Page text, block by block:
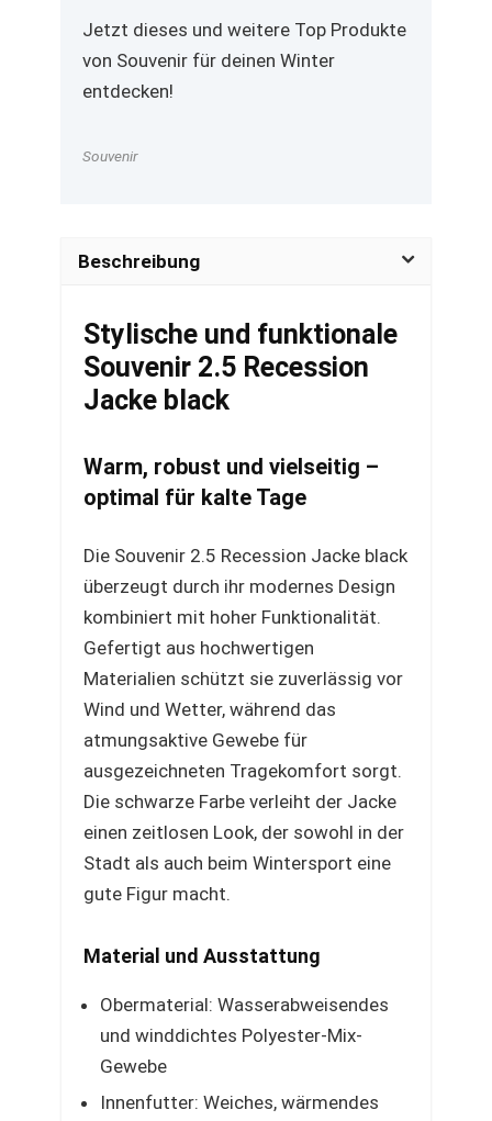
Jetzt dieses und weitere Top Produkte
von Souvenir für deinen Winter
entdecken!
Souvenir
Beschreibung
Stylische und funktionale
Souvenir 2.5 Recession
Jacke black
Warm, robust und vielseitig –
optimal für kalte Tage
Die Souvenir 2.5 Recession Jacke black
überzeugt durch ihr modernes Design
kombiniert mit hoher Funktionalität.
Gefertigt aus hochwertigen
Materialien schützt sie zuverlässig vor
Wind und Wetter, während das
atmungsaktive Gewebe für
ausgezeichneten Tragekomfort sorgt.
Die schwarze Farbe verleiht der Jacke
einen zeitlosen Look, der sowohl in der
Stadt als auch beim Wintersport eine
gute Figur macht.
Material und Ausstattung
Obermaterial: Wasserabweisendes
und winddichtes Polyester-Mix-
Gewebe
Innenfutter: Weiches, wärmendes